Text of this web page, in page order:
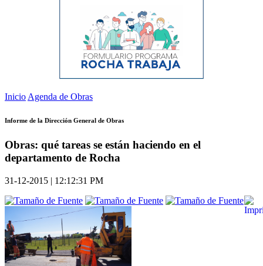
Inicio Agenda de Obras
Informe de la Dirección General de Obras
Obras: qué tareas se están haciendo en el
departamento de Rocha
31-12-2015 | 12:12:31 PM